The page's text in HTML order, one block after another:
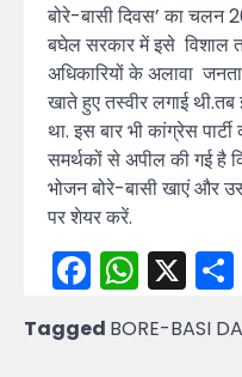
बोरे-बासी दिवस’ का
बघेल सरकार में इसे विशाल
अधिकारियों के अलावा
खाते हुए तस्वीर लगाई
था. इस बार भी कांग्रेस
समर्थकों से अपील की गई है
भोजन बोरे-बासी खाएं और
पर शेयर करें.
X
Tagged BORE-BASI